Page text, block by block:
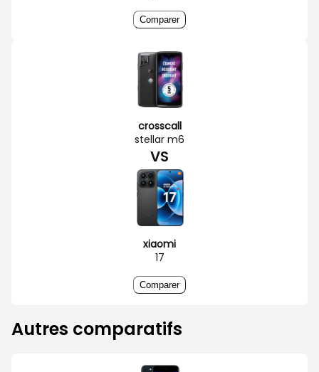
Comparer
crosscall
stellar m6
VS
xiaomi
17
Comparer
Autres comparatifs